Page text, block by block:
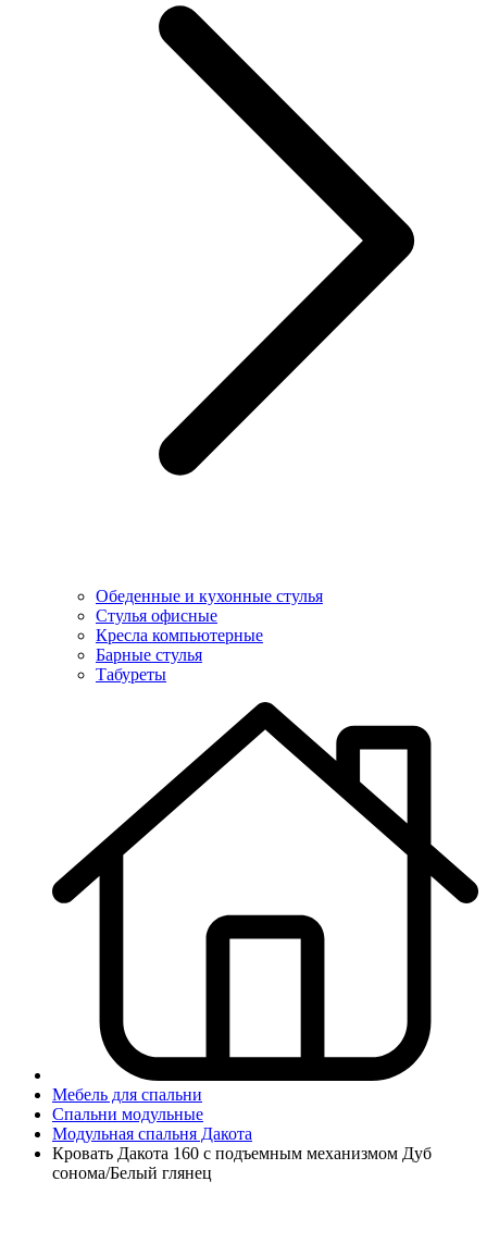
Обеденные и кухонные стулья
Стулья офисные
Кресла компьютерные
Барные стулья
Табуреты
Мебель для спальни
Спальни модульные
Модульная спальня Дакота
Кровать Дакота 160 с подъемным механизмом Дуб
сонома/Белый глянец